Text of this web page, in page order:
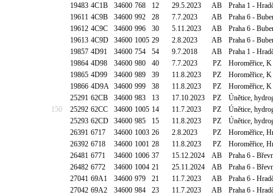
19483 4C1B 34600 768 12 29.5.2023 AB
Praha 1 -
19611 4C9B 34600 992 28 7.7.2023 AB
Praha 6 -
19612 4C9C 34600 996 30 5.11.2023 AB
Praha 6 -
19613 4C9D 34600 1005 29 2.8.2023 AB
Praha 6 -
19857 4D91 34600 754 54 9.7.2018 AB
Praha 1 -
19864 4D98 34600 980 40 7.7.2023 PZ
Horoměřice,
19865 4D99 34600 989 39 11.8.2023 PZ
Horoměřice,
19866 4D9A 34600 999 38 11.8.2023 PZ
Horoměřice,
25291 62CB 34600 983 13 17.10.2023 PZ
Únětice,
150
25292 62CC 34600 1005 14 11.7.2023 PZ
Únětice,
25293 62CD 34600 985 15 11.8.2023 PZ
Únětice,
26391 6717 34600 1003 26 2.8.2023 PZ
Horoměřice,
26392 6718 34600 1001 28 11.8.2023 PZ
Horoměřice,
26481 6771 34600 1006 37 15.12.2024 AB
Praha 6 -
26482 6772 34600 1004 21 25.11.2024 AB
Praha 6 -
27041 69A1 34600 979 21 11.7.2023 AB
Praha 6 -
27042 69A2 34600 984 23 11.7.2023 AB
Praha 6 -